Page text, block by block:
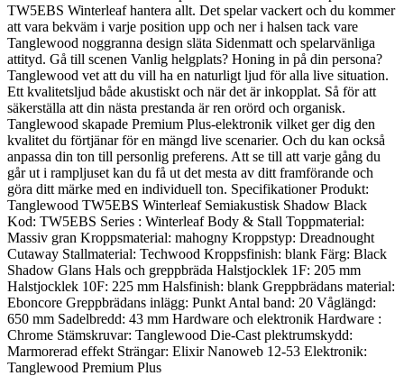
TW5EBS Winterleaf hantera allt. Det spelar vackert och du kommer
att vara bekväm i varje position upp och ner i halsen tack vare
Tanglewood noggranna design släta Sidenmatt och spelarvänliga
attityd. Gå till scenen Vanlig helgplats? Honing in på din persona?
Tanglewood vet att du vill ha en naturligt ljud för alla live situation.
Ett kvalitetsljud både akustiskt och när det är inkopplat. Så för att
säkerställa att din nästa prestanda är ren orörd och organisk.
Tanglewood skapade Premium Plus-elektronik vilket ger dig den
kvalitet du förtjänar för en mängd live scenarier. Och du kan också
anpassa din ton till personlig preferens. Att se till att varje gång du
går ut i rampljuset kan du få ut det mesta av ditt framförande och
göra ditt märke med en individuell ton. Specifikationer Produkt:
Tanglewood TW5EBS Winterleaf Semiakustisk Shadow Black
Kod: TW5EBS Series : Winterleaf Body & Stall Toppmaterial:
Massiv gran Kroppsmaterial: mahogny Kroppstyp: Dreadnought
Cutaway Stallmaterial: Techwood Kroppsfinish: blank Färg: Black
Shadow Glans Hals och greppbräda Halstjocklek 1F: 205 mm
Halstjocklek 10F: 225 mm Halsfinish: blank Greppbrädans material:
Eboncore Greppbrädans inlägg: Punkt Antal band: 20 Våglängd:
650 mm Sadelbredd: 43 mm Hardware och elektronik Hardware :
Chrome Stämskruvar: Tanglewood Die-Cast plektrumskydd:
Marmorerad effekt Strängar: Elixir Nanoweb 12-53 Elektronik:
Tanglewood Premium Plus